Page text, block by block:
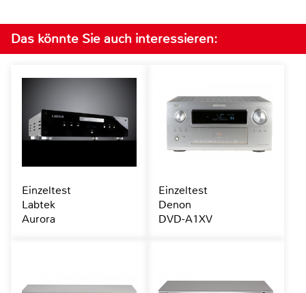
Das könnte Sie auch interessieren:
Einzeltest
Labtek
Aurora
Einzeltest
Denon
DVD-A1XV